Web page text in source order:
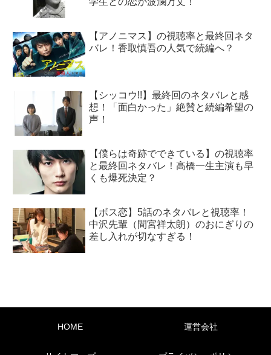
【アノニマス】の視聴率と最終回ネタ
バレ！香取慎吾の人気で続編へ？
【シッコウ!!】最終回のネタバレと感
想！「面白かった」絶賛と続編希望の
声！
【僕らは奇跡でできている】の視聴率
と最終回ネタバレ！高橋一生主演も早
くも爆死決定？
【ボス恋】5話のネタバレと視聴率！
中沢先輩（間宮祥太朗）のおにぎりの
差し入れが切なすぎる！
HOME 運営会社